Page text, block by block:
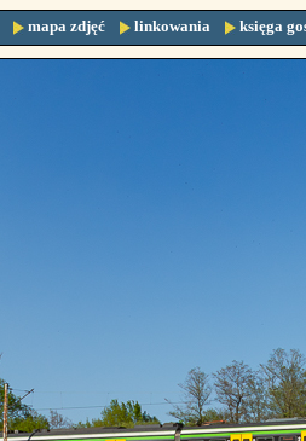
mapa zdjęć linkowania księga